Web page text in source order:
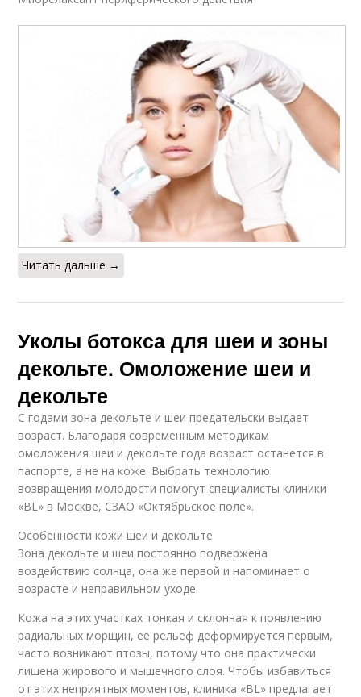
Читать дальше →
Уколы ботокса для шеи и зоны
декольте. Омоложение шеи и
декольте
С годами зона декольте и шеи предательски выдает
возраст. Благодаря современным методикам
омоложения шеи и декольте года возраст останется в
паспорте, а не на коже. Выбрать технологию
возвращения молодости помогут специалисты клиники
«BL» в Москве, СЗАО «Октябрьское поле».
Особенности кожи шеи и декольте
Зона декольте и шеи постоянно подвержена
воздействию солнца, она же первой и напоминает о
возрасте и неправильном уходе.
Кожа на этих участках тонкая и склонная к появлению
радиальных морщин, ее рельеф деформируется первым,
часто возникают птозы, потому что она практически
лишена жирового и мышечного слоя. Чтобы избавиться
от этих неприятных моментов, клиника «BL» предлагает